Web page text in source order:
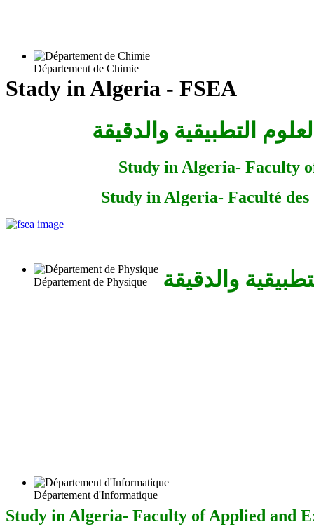
Département de Chimie
Département de Physique
Département d'Informatique
Stady in Algeria - FSEA
التطبيقية والدقيقة
Study in Algeria- Faculty
Study in Algeria- Faculté des
والدقيقة
Study in Algeria- Faculty of Applied and